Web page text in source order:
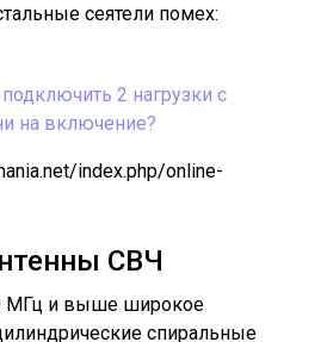
сеятели помех:
2 нагрузки с
на включение?
index.php/online-
СВЧ
МГц и выше широкое
спиральные